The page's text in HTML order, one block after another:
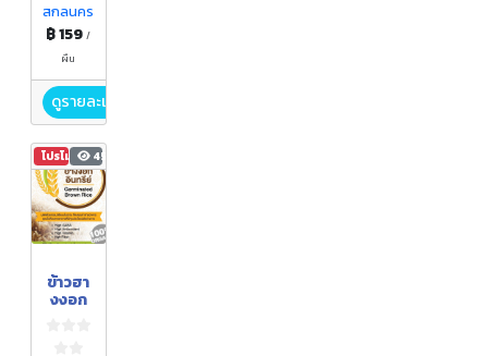
สกลนคร
฿ 159/
ผืน
ดูรายละเอียด
โปรโมชัน 454
ข้าวฮา
งงอก